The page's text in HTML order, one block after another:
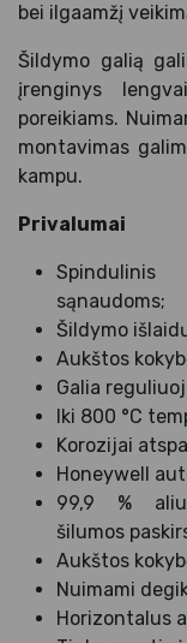
bei ilgaamžį
Šildymo galią
įrenginys
poreikiams.
montavimas
kampu.
Privalumai
Spindulinis
sąnaudoms;
Šildymo
Aukštos
Galia
Iki 800 °C
Korozijai
Honeywell
99,9 %
šilumos
Aukštos
Nuimami
Horizontalus